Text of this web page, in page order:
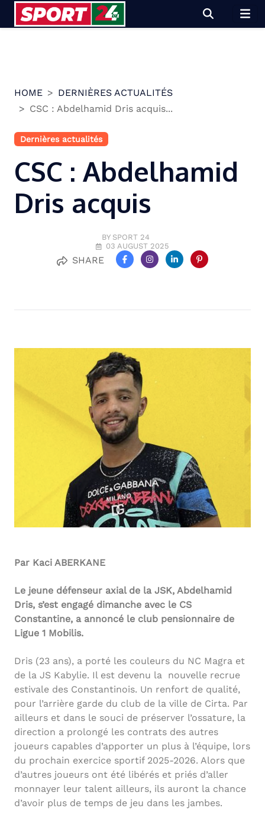
HOME
DERNIÈRES ACTUALITÉS
CSC : Abdelhamid Dris acquis...
Dernières actualités
CSC : Abdelhamid
Dris acquis
BY SPORT 24
03 AUGUST 2025
SHARE
Par Kaci ABERKANE
Le jeune défenseur axial de la JSK, Abdelhamid
Dris, s’est engagé dimanche avec le CS
Constantine, a annoncé le club pensionnaire de
Ligue 1 Mobilis.
Dris (23 ans), a porté les couleurs du NC Magra et
de la JS Kabylie. Il est devenu la nouvelle recrue
estivale des Constantinois. Un renfort de qualité,
pour l’arrière garde du club de la ville de Cirta. Par
ailleurs et dans le souci de préserver l’ossature, la
direction a prolongé les contrats des autres
joueurs capables d’apporter un plus à l’équipe, lors
du prochain exercice sportif 2025-2026. Alors que
d’autres joueurs ont été libérés et priés d’aller
monnayer leur talent ailleurs, ils auront la chance
d’avoir plus de temps de jeu dans les jambes.